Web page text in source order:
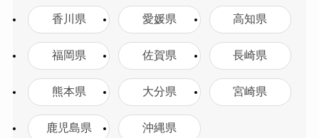
香川県 愛媛県 高知県
福岡県 佐賀県 長崎県
熊本県 大分県 宮崎県
鹿児島県 沖縄県